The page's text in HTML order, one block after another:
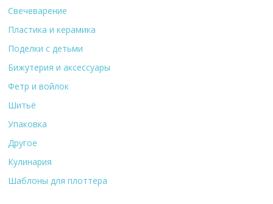
Свечеварение
Пластика и керамика
Поделки с детьми
Бижутерия и аксессуары
Фетр и войлок
Шитьё
Упаковка
Другое
Кулинария
Шаблоны для плоттера